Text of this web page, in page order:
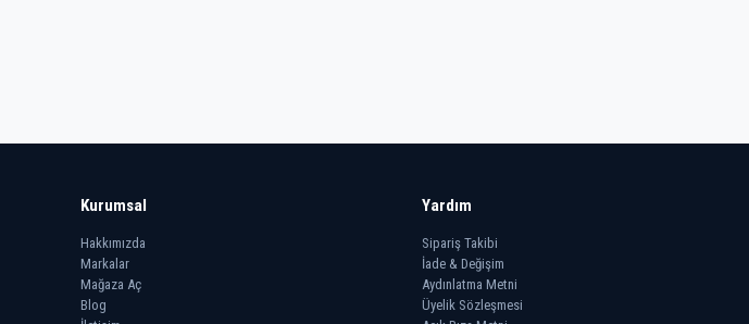
Kurumsal
Hakkımızda
Markalar
Mağaza Aç
Blog
Yardım
Sipariş Takibi
İade & Değişim
Aydınlatma Metni
Üyelik Sözleşmesi